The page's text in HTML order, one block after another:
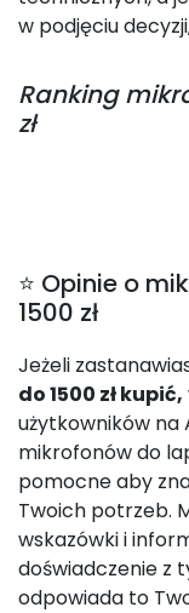
w podjęciu
Ranking
zł
⭐ Opinie o
1500 zł
Jeżeli
do 1500 zł kupić,
użytkowników na
mikrofonów do
pomocne aby
Twoich potrzeb.
wskazówki i
doświadczenie z
odpowiada to